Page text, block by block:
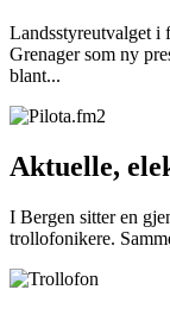
Landsstyreutvalget
Grenager som ny
blant...
Aktuelle,
I Bergen sitter en
trollofonikere.